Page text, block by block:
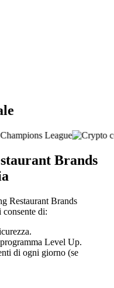
Brands
Restaurant Brands
di:
Level Up.
di ogni giorno (se